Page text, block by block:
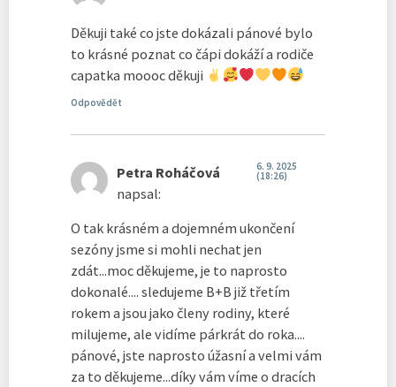
Děkuji také co jste dokázali pánové bylo
to krásné poznat co čápi dokáží a rodiče
capatka moooc děkuji
Odpovědět
Petra Roháčová
napsal:
6. 9. 2025
(18:26)
O tak krásném a dojemném ukončení
sezóny jsme si mohli nechat jen
zdát...moc děkujeme, je to naprosto
dokonalé.... sledujeme B+B již třetím
rokem a jsou jako členy rodiny, které
milujeme, ale vidíme párkrát do roka....
pánové, jste naprosto úžasní a velmi vám
za to děkujeme...díky vám víme o dracích